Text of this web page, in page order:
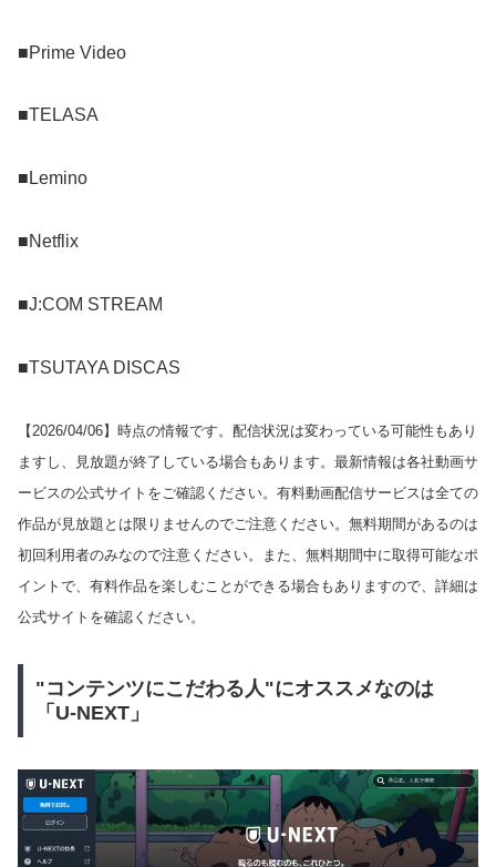
■Prime Video
■TELASA
■Lemino
■Netflix
■J:COM STREAM
■TSUTAYA DISCAS
【2026/04/06】時点の情報です。配信状況は変わっている可能性もあり
ますし、見放題が終了している場合もあります。最新情報は各社動画サ
ービスの公式サイトをご確認ください。有料動画配信サービスは全ての
作品が見放題とは限りませんのでご注意ください。無料期間があるのは
初回利用者のみなので注意ください。また、無料期間中に取得可能なポ
イントで、有料作品を楽しむことができる場合もありますので、詳細は
公式サイトを確認ください。
"コンテンツにこだわる人"にオススメなのは
「U-NEXT」